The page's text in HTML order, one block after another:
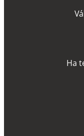
Vá
Ha t